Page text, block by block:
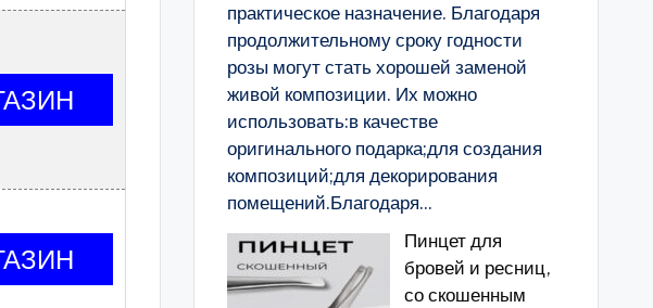
практическое назначение. Благодаря
продолжительному сроку годности
розы могут стать хорошей заменой
живой композиции. Их можно
использовать:в качестве
оригинального подарка;для создания
композиций;для декорирования
помещений.Благодаря...
Пинцет для
бровей и ресниц,
со скошенным